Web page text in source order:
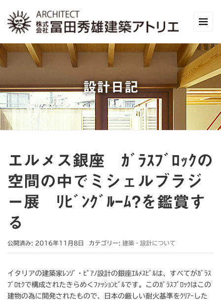
設計日記
エルメス銀座 ｶﾞﾗｽﾌﾞﾛｯｸの
空間の中でミシェルブラジ
ー展 ﾘﾋﾞﾝｸﾞﾙｰﾑ?を鑑賞す
る
公開済み: 2016年11月8日 カテゴリー: 建築・設計について
イタリアの建築家ﾚﾝｿﾞ・ﾋﾟｱﾉ設計の銀座ｴﾙﾒｽﾋﾞﾙは、すべてがｶﾞﾗｽ
ﾌﾞﾛtｸで構成されたきらめくﾌｧｯｼｮﾝﾋﾞﾙです。このｶﾞﾗｽﾌﾞﾛｯｸはこの
建物の為に開発されたもので、日本の厳しい耐火基準をｸﾘｱｰした